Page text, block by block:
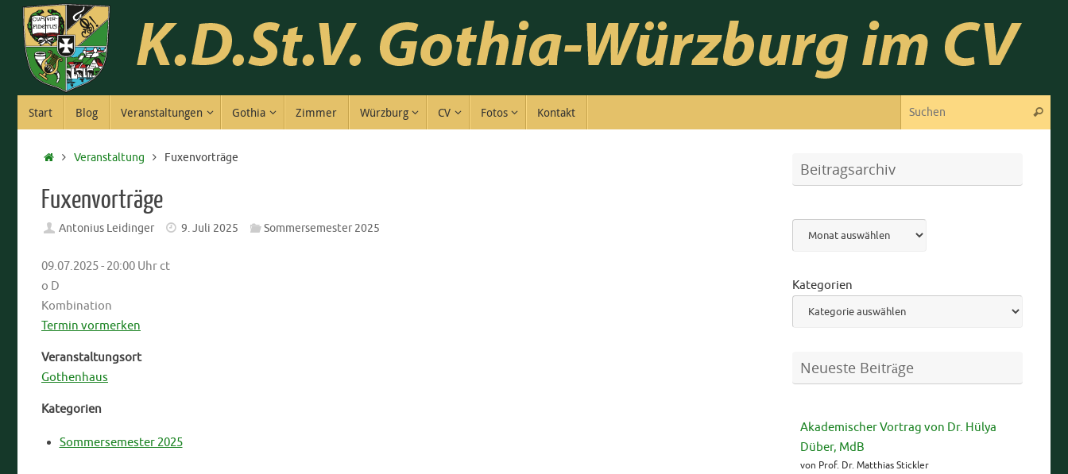
Zum
Inhalt
springen
Inhalt
Start Blog Veranstaltungen Gothia Zimmer Würzburg CV Fotos Kontakt Suchen
StartVeranstaltung Fuxenvorträge
Fuxenvorträge
Antonius Leidinger 9. Juli 2025 Sommersemester 2025
09.07.2025 - 20:00 Uhr ct
o D
Kombination
Termin vormerken
Veranstaltungsort
Gothenhaus
Kategorien
Sommersemester 2025
Beitragsarchiv
Archiv
Kategorien
Neueste Beiträge
Akademischer Vortrag von Dr. Hülya
Düber, MdB
von Prof. Dr. Matthias Stickler